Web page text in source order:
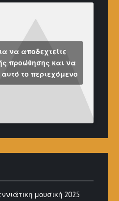
να αποδεχτείτε
προώθησης και να
το περιεχόμενο
μουσική 2025